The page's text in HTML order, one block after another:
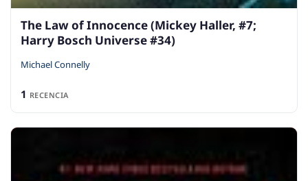
The Law of Innocence (Mickey Haller, #7;
Harry Bosch Universe #34)
Michael Connelly
1 RECENCIA